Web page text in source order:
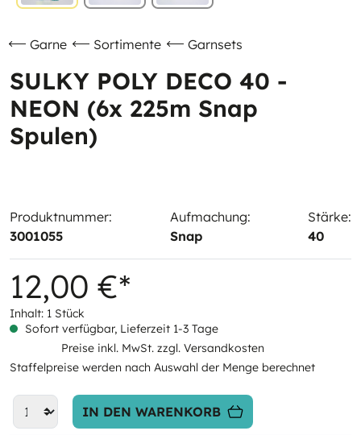
Garne Sortimente Garnsets
SULKY POLY DECO 40 -
NEON (6x 225m Snap
Spulen)
Produktnummer:
3001055
Aufmachung:
Snap
Stärke:
40
12,00 €*
Inhalt: 1 Stück
Sofort verfügbar, Lieferzeit 1-3 Tage
Preise inkl. MwSt. zzgl. Versandkosten
Staffelpreise werden nach Auswahl der Menge berechnet
IN DEN WARENKORB